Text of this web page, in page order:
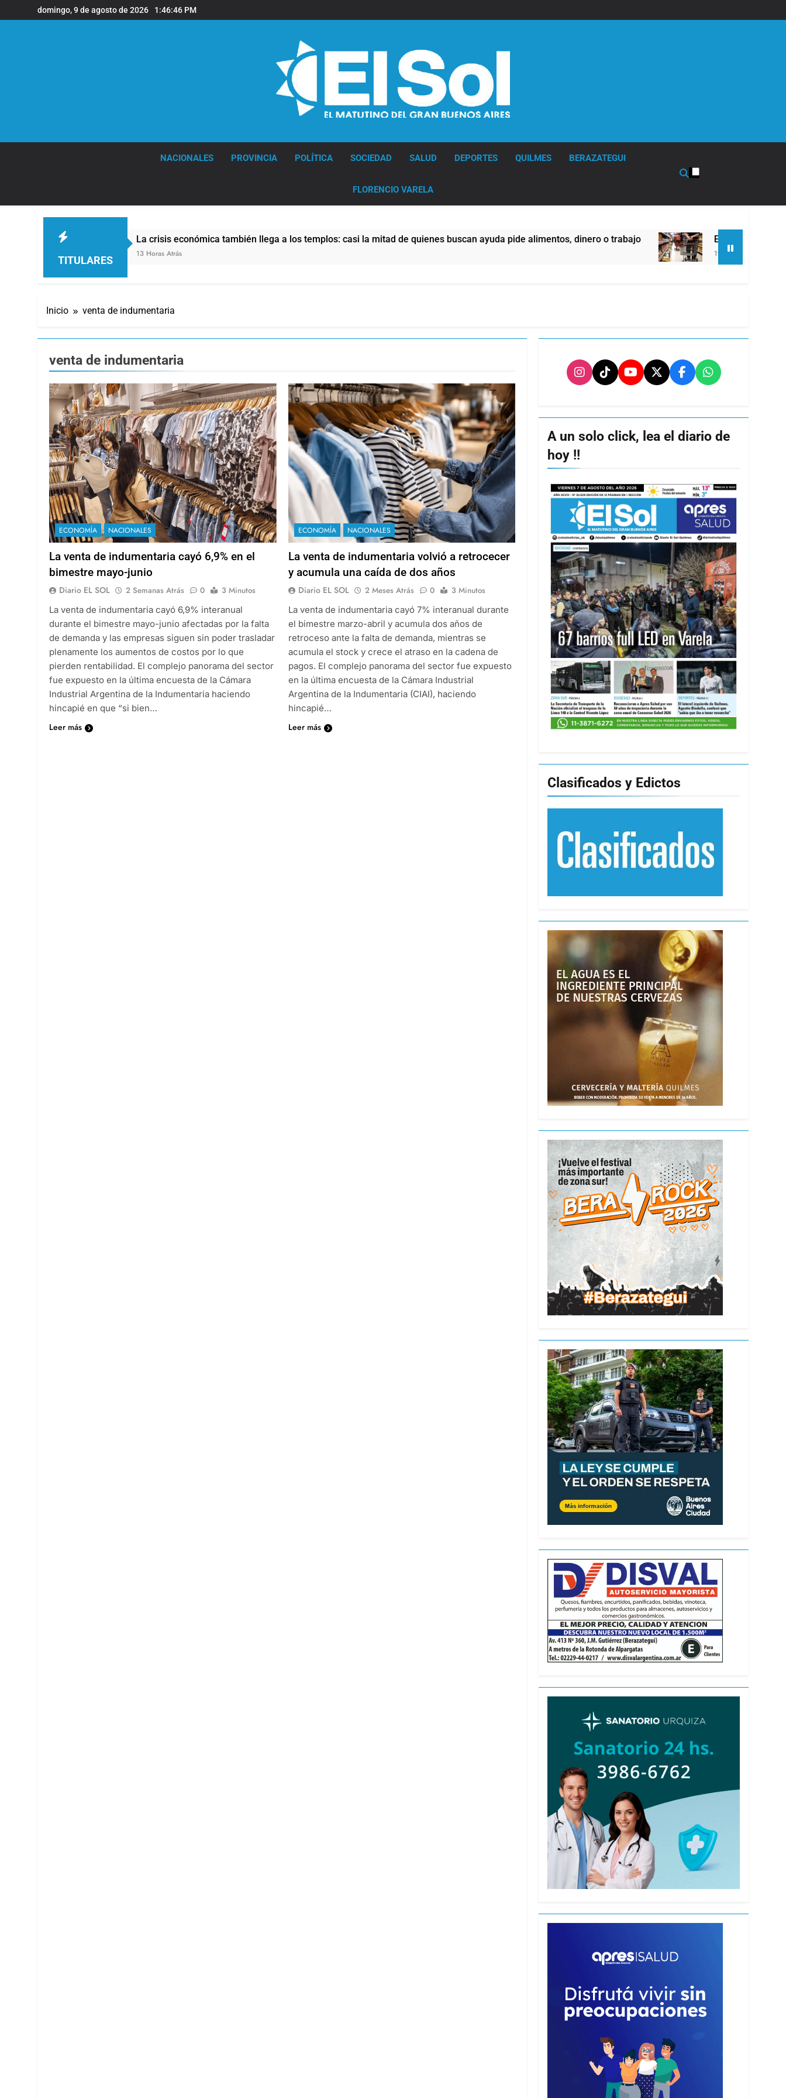
al
domingo, 9 de agosto de 2026 1:46:47 PM
con
la
mira
puesta
en
el
Reducido
NACIONALES PROVINCIA POLÍTICA SOCIEDAD SALUD DEPORTES QUILMES BERAZATEGUI
FLORENCIO VARELA
TITULARES
La crisis económica también llega a los templos: casi la mitad de quienes buscan ayuda pide alimentos, dinero o trabajo Economía en dos velocidades
19 Horas Atrás
Inicio venta de indumentaria
venta de indumentaria
ECONOMÍA NACIONALES
La venta de indumentaria cayó 6,9% en el
bimestre mayo-junio
Diario EL SOL 2 Semanas Atrás 0
3 Minutos
La venta de indumentaria cayó 6,9% interanual
durante el bimestre mayo-junio afectadas por la falta
de demanda y las empresas siguen sin poder trasladar
plenamente los aumentos de costos por lo que
pierden rentabilidad. El complejo panorama del sector
fue expuesto en la última encuesta de la Cámara
Industrial Argentina de la Indumentaria haciendo
hincapié en que “si bien…
Leer más
ECONOMÍA NACIONALES
La venta de indumentaria volvió a retrocecer
y acumula una caída de dos años
Diario EL SOL 2 Meses Atrás 0
3 Minutos
La venta de indumentaria cayó 7% interanual durante
el bimestre marzo-abril y acumula dos años de
retroceso ante la falta de demanda, mientras se
acumula el stock y crece el atraso en la cadena de
pagos. El complejo panorama del sector fue expuesto
en la última encuesta de la Cámara Industrial
Argentina de la Indumentaria (CIAI), haciendo
hincapié…
Leer más
A un solo click, lea el diario de
hoy !!
Clasificados y Edictos